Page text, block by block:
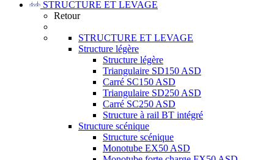
STRUCTURE ET LEVAGE
Retour
STRUCTURE ET LEVAGE
Structure légère
Structure légère
Triangulaire SD150 ASD
Carré SC150 ASD
Triangulaire SD250 ASD
Carré SC250 ASD
Structure à rail BT intégré
Structure scénique
Structure scénique
Monotube EX50 ASD